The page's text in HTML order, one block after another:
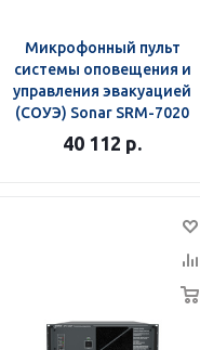
Микрофонный пульт
системы оповещения и
управления эвакуацией
(СОУЭ) Sonar SRM-7020
40 112 р.